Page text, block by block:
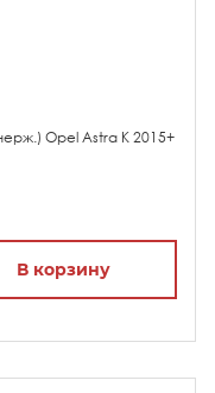
Opel Astra K 2015+
В корзину